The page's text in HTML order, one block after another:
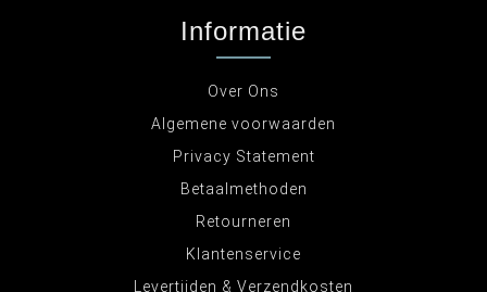
Informatie
Over Ons
Algemene voorwaarden
Privacy Statement
Betaalmethoden
Retourneren
Klantenservice
Levertijden & Verzendkosten